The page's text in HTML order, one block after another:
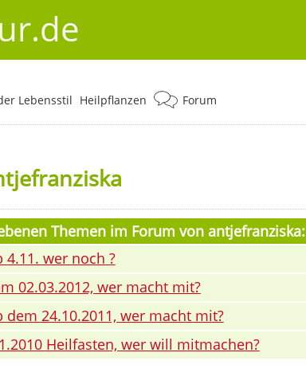
Lebensstil Heilpflanzen Forum
Themen im Forum von antjefranziska:
4.11. wer noch ?
02.03.2012, wer macht mit?
dem 24.10.2011, wer macht mit?
Heilfasten, wer will mitmachen?